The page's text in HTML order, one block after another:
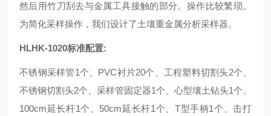
然后用竹刀刮去与金属工具接触的部分。操作比较繁琐。
为简化采样操作，我们设计了土壤重金属分析采样器。
HLHK-1020标准配置:
不锈钢采样管1个、PVC衬片20个、工程塑料切割头2个、
不锈钢切割头2个、采样管固定器1个、心型壤土钻头1个、
100cm延长杆1个、50cm延长杆1个、T型手柄1个、击打